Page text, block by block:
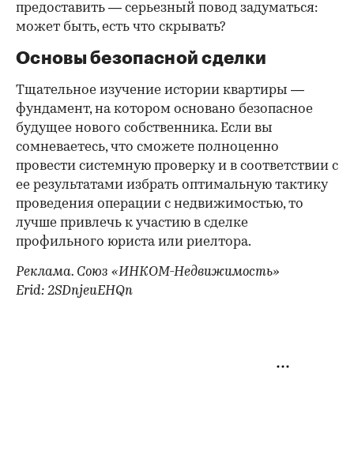
предоставить — серьезный повод задуматься:
может быть, есть что скрывать?
Основы безопасной сделки
Тщательное изучение истории квартиры —
фундамент, на котором основано безопасное
будущее нового собственника. Если вы
сомневаетесь, что сможете полноценно
провести системную проверку и в соответствии с
ее результатами избрать оптимальную тактику
проведения операции с недвижимостью, то
лучше привлечь к участию в сделке
профильного юриста или риелтора.
Реклама. Союз «ИНКОМ-Недвижимость»
Erid: 2SDnjeuEHQn